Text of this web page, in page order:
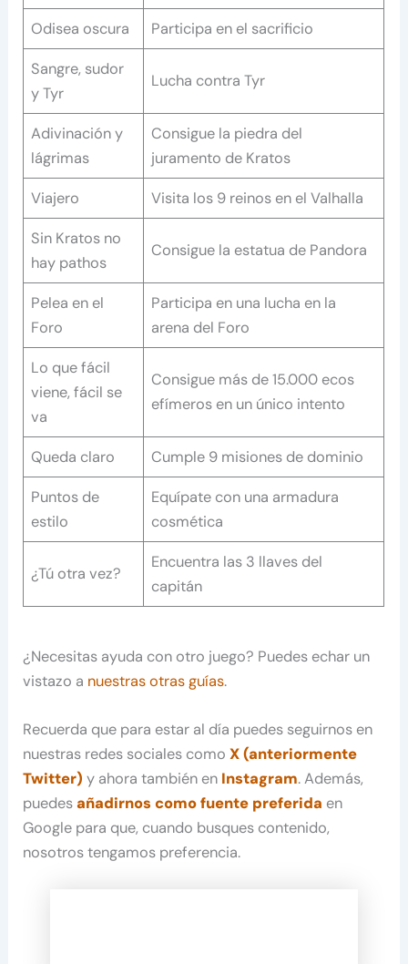
Odisea oscura Participa en el sacrificio
Sangre, sudor
y Tyr
Lucha contra Tyr
Adivinación y
lágrimas
Consigue la piedra del
juramento de Kratos
Viajero Visita los 9 reinos en el Valhalla
Sin Kratos no
hay pathos
Consigue la estatua de Pandora
Pelea en el
Foro
Participa en una lucha en la
arena del Foro
Lo que fácil
viene, fácil se
va
Consigue más de 15.000 ecos
efímeros en un único intento
Queda claro Cumple 9 misiones de dominio
Puntos de
estilo
Equípate con una armadura
cosmética
¿Tú otra vez?
Encuentra las 3 llaves del
capitán
¿Necesitas ayuda con otro juego? Puedes echar un
vistazo a nuestras otras guías.
Recuerda que para estar al día puedes seguirnos en
nuestras redes sociales comoX (anteriormente
Twitter) y ahora también en Instagram. Además,
puedesañadirnos como fuente preferida en
Google para que, cuando busques contenido,
nosotros tengamos preferencia.